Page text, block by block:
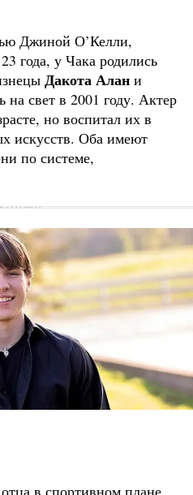
Джиной О’Келли,
года, у Чака родились
Дакота Алан и
на свет в 2001 году. Актер
но воспитал их в
искусств. Оба имеют
по системе,
в спортивном плане,